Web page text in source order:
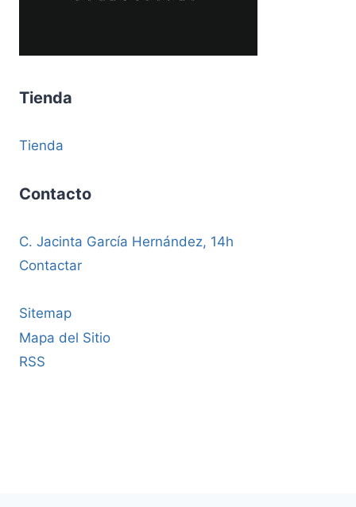
Tienda
Tienda
Contacto
C. Jacinta García Hernández, 14h
Contactar
Sitemap
Mapa del Sitio
RSS